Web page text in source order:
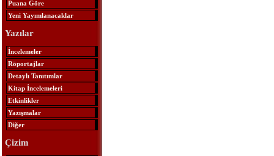
Puana Göre
Yeni Yayımlanacaklar
Yazılar
İncelemeler
Röportajlar
Detaylı Tanıtımlar
Kitap İncelemeleri
Etkinlikler
Yazışmalar
Diğer
Çizim